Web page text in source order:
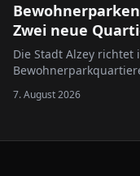
Zwei neue
Die Stadt Alzey richtet
die Regelungen
7. August 2026